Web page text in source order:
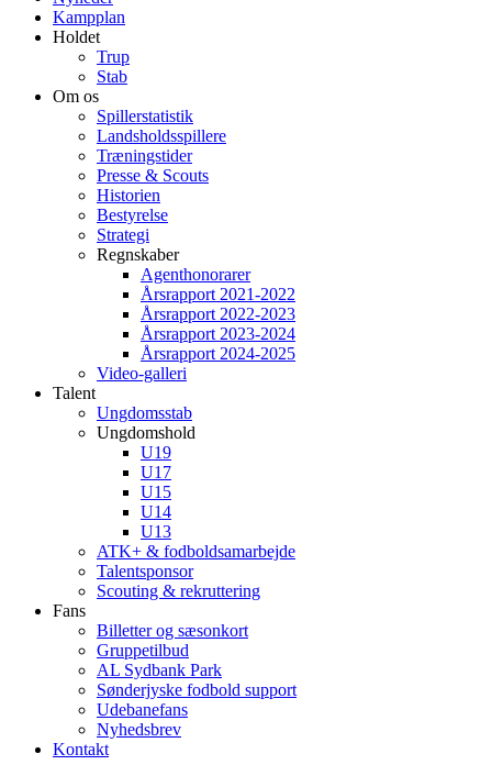
Kampplan
Holdet
Trup
Stab
Om os
Spillerstatistik
Landsholdsspillere
Træningstider
Presse & Scouts
Historien
Bestyrelse
Strategi
Regnskaber
Agenthonorarer
Årsrapport 2021-2022
Årsrapport 2022-2023
Årsrapport 2023-2024
Årsrapport 2024-2025
Video-galleri
Talent
Ungdomsstab
Ungdomshold
U19
U17
U15
U14
U13
ATK+ & fodboldsamarbejde
Talentsponsor
Scouting & rekruttering
Fans
Billetter og sæsonkort
Gruppetilbud
AL Sydbank Park
Sønderjyske fodbold support
Udebanefans
Nyhedsbrev
Kontakt